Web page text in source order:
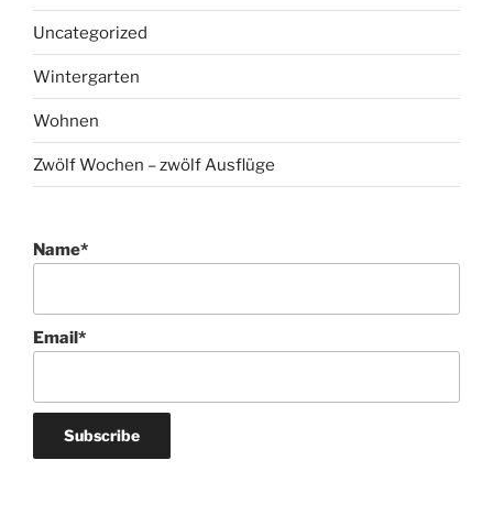
Uncategorized
Wintergarten
Wohnen
Zwölf Wochen – zwölf Ausflüge
Name*
Email*